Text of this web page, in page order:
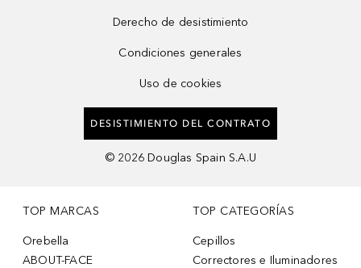
Derecho de desistimiento
Condiciones generales
Uso de cookies
DESISTIMIENTO DEL CONTRATO
© 2026 Douglas Spain S.A.U
TOP MARCAS
Orebella
ABOUT-FACE
TOP CATEGORÍAS
Cepillos
Correctores e Iluminadores